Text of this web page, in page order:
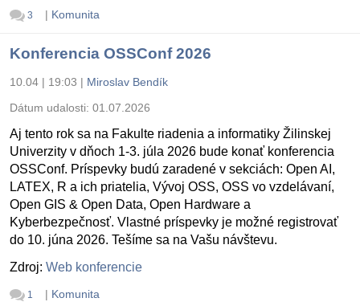
3 | Komunita
Konferencia OSSConf 2026
10.04 | 19:03 | Miroslav Bendík
Dátum udalosti: 01.07.2026
Aj tento rok sa na Fakulte riadenia a informatiky Žilinskej
Univerzity v dňoch 1-3. júla 2026 bude konať konferencia
OSSConf. Príspevky budú zaradené v sekciách: Open AI,
LATEX, R a ich priatelia, Vývoj OSS, OSS vo vzdelávaní,
Open GIS & Open Data, Open Hardware a
Kyberbezpečnosť. Vlastné príspevky je možné registrovať
do 10. júna 2026. Tešíme sa na Vašu návštevu.
Zdroj: Web konferencie
1 | Komunita